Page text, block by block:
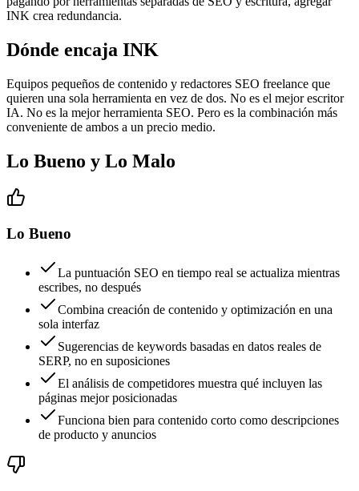
INK crea redundancia.
Dónde encaja INK
Equipos pequeños de contenido y redactores SEO freelance que
quieren una sola herramienta en vez de dos. No es el mejor escritor
IA. No es la mejor herramienta SEO. Pero es la combinación más
conveniente de ambos a un precio medio.
Lo Bueno y Lo Malo
Lo Bueno
La puntuación SEO en tiempo real se actualiza mientras
escribes, no después
Combina creación de contenido y optimización en una
sola interfaz
Sugerencias de keywords basadas en datos reales de
SERP, no en suposiciones
El análisis de competidores muestra qué incluyen las
páginas mejor posicionadas
Funciona bien para contenido corto como descripciones
de producto y anuncios